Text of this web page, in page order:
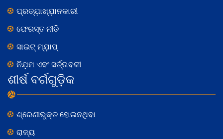
ପ୍ରତ୍ଯ଼ାଖ୍ଯ଼ାନକାରୀ
ଫେରସ୍ତ ନୀତି
ସାଇଟ୍ ମ୍ଯ଼ାପ୍
ନିଯ଼ମ ଏବଂ ସର୍ତ୍ତାବଳୀ
ଶୀର୍ଷ ବର୍ଗଗୁଡ଼ିକ
ଶ୍ରେଣୀଭୁକ୍ତ ହୋଇନଥିବା
ରାଜ୍ୟ